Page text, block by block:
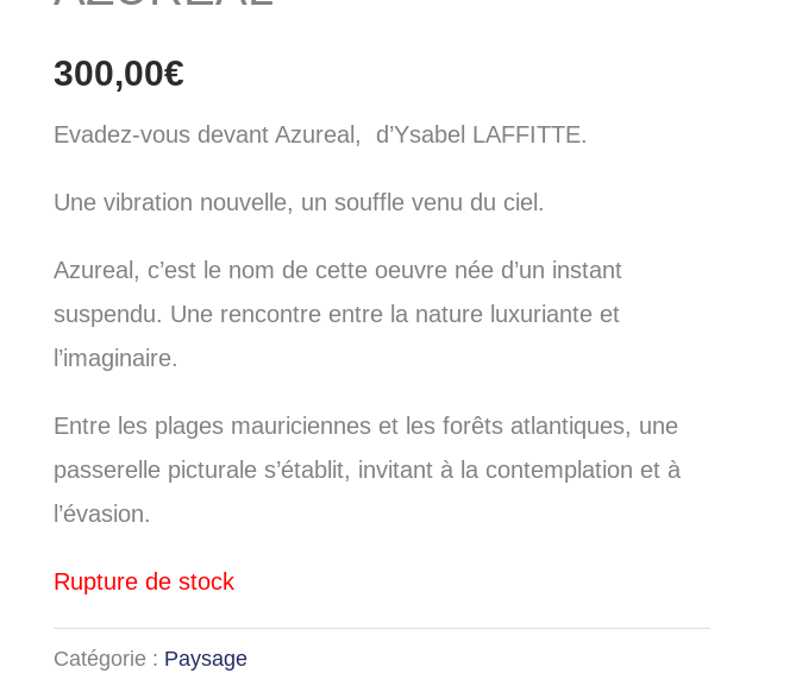
300,00€
Evadez-vous devant Azureal, d’Ysabel LAFFITTE.
Une vibration nouvelle, un souffle venu du ciel.
Azureal, c’est le nom de cette oeuvre née d’un instant
suspendu. Une rencontre entre la nature luxuriante et
l’imaginaire.
Entre les plages mauriciennes et les forêts atlantiques, une
passerelle picturale s’établit, invitant à la contemplation et à
l’évasion.
Rupture de stock
Catégorie : Paysage